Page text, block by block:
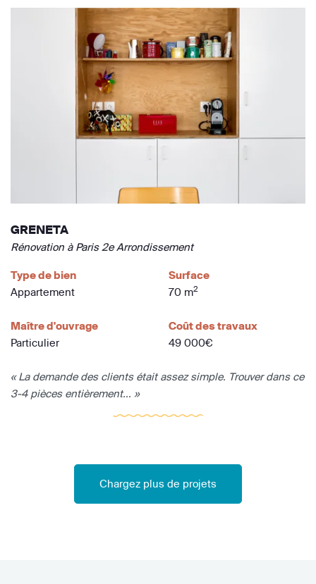
GRENETA
Rénovation à Paris 2e Arrondissement
Type de bien
Appartement
Surface
70 m2
Maître d'ouvrage
Particulier
Coût des travaux
49 000€
« La demande des clients était assez simple. Trouver dans ce
3-4 pièces entièrement... »
Chargez plus de projets